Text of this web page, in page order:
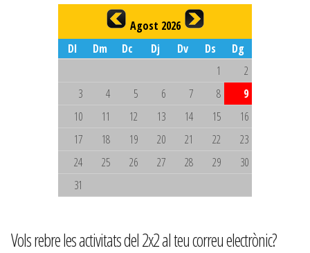
Agost 2026
Dl
Dm Dc Dj Dv Ds
Dg
1
2
3
4 5 6 7 8
9
10
11 12 13 14 15
16
17
18 19 20 21 22
23
24
25 26 27 28 29
30
31
Vols rebre les activitats del 2x2 al teu correu electrònic?